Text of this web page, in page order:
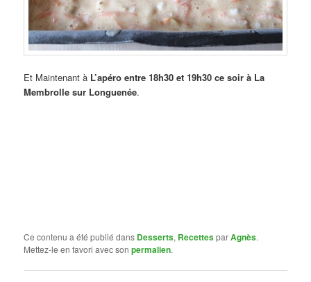
Et Maintenant à L’apéro entre 18h30 et 19h30 ce soir à La
Membrolle sur Longuenée.
Ce contenu a été publié dans Desserts, RecettesparAgnès.
Mettez-le en favori avec sonpermalien.